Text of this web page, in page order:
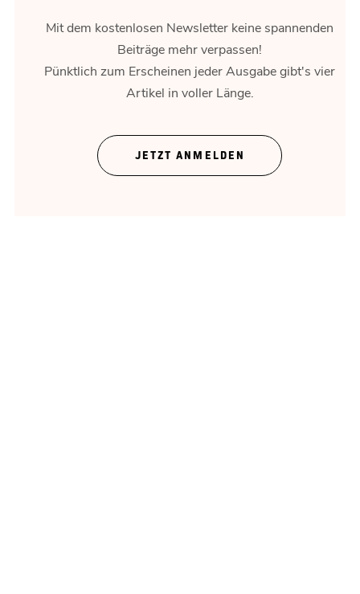
Mit dem kostenlosen Newsletter keine spannenden
Beiträge mehr verpassen!
Pünktlich zum Erscheinen jeder Ausgabe gibt's vier
Artikel in voller Länge.
JETZT ANMELDEN